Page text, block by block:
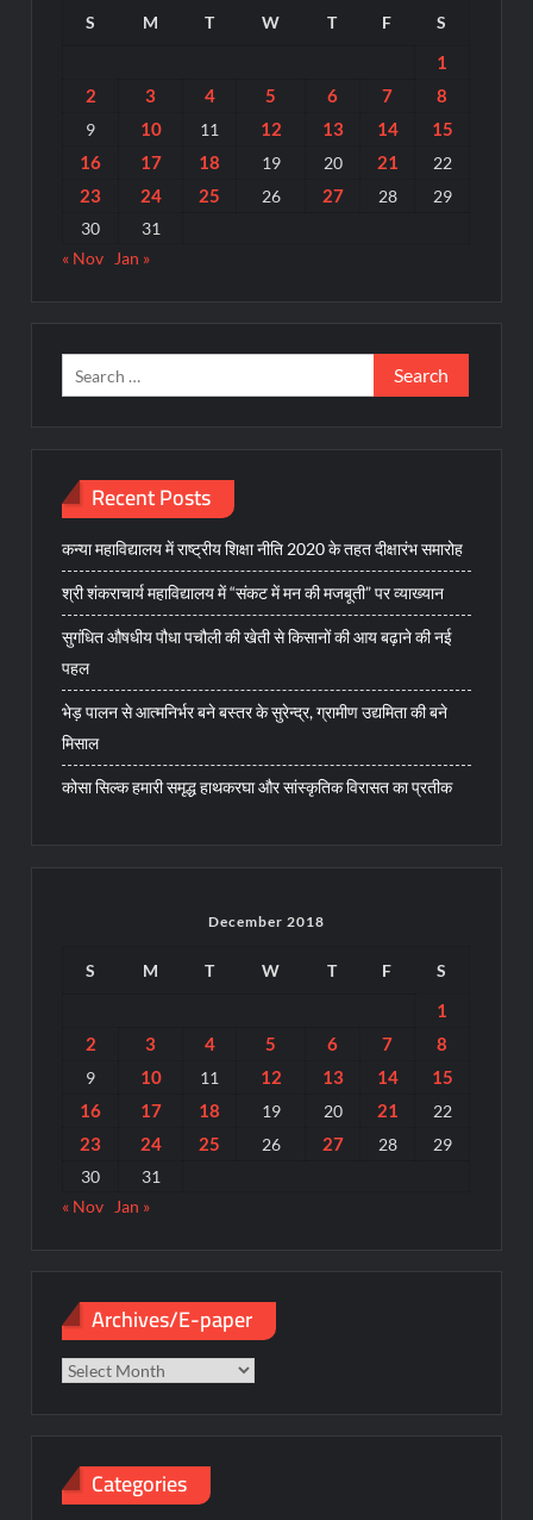
S M T W T F S
1
2
3 4 5 6 7 8
9 10 11 12 13 14
15
16
17 18 19 20 21 22
23 24 25 26 27 28
29
30
31
« Nov
Jan »
Search
for:
Recent Posts
कन्या महाविद्यालय में राष्ट्रीय शिक्षा नीति 2020 के तहत दीक्षारंभ समारोह
श्री शंकराचार्य महाविद्यालय में “संकट में मन की मजबूती” पर व्याख्यान
सुगंधित औषधीय पौधा पचौली की खेती से किसानों की आय बढ़ाने की नई
पहल
भेड़ पालन से आत्मनिर्भर बने बस्तर के सुरेन्द्र, ग्रामीण उद्यमिता की बने
मिसाल
कोसा सिल्क हमारी समृद्ध हाथकरघा और सांस्कृतिक विरासत का प्रतीक
December 2018
S M T W T F S
1
2
3 4 5 6 7 8
9 10 11 12 13 14
15
16
17 18 19 20 21 22
23 24 25 26 27 28
29
30
31
« Nov
Jan »
Archives/E-paper
Categories